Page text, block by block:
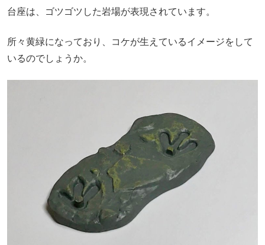
台座は、ゴツゴツした岩場が表現されています。
所々黄緑になっており、コケが生えているイメージをして
いるのでしょうか。